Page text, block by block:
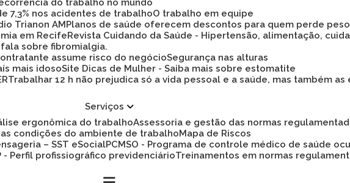
do trabalho no mundo
7,3% nos acidentes de trabalho
O trabalho em equipe
Trianon AM
Planos de saúde oferecem descontos para quem perde peso
em Recife
Revista Cuidando da Saúde - Hipertensão, alimentação,
fala sobre fibromialgia.
assume risco do negócio Segurança nas alturas
mais idoso Site Dicas de Mulher - Saiba mais sobre estomatite
Trabalhar 12 h não prejudica só a vida pessoal e a saúde, mas também as
Serviços
ergonômica do trabalho Assessoria e gestão das normas
condições do ambiente de trabalho
Mapa de Riscos
– SST eSocial PCMSO - Programa de controle médico de saúde
- Perfil profissiográfico previdenciário
Treinamentos em normas